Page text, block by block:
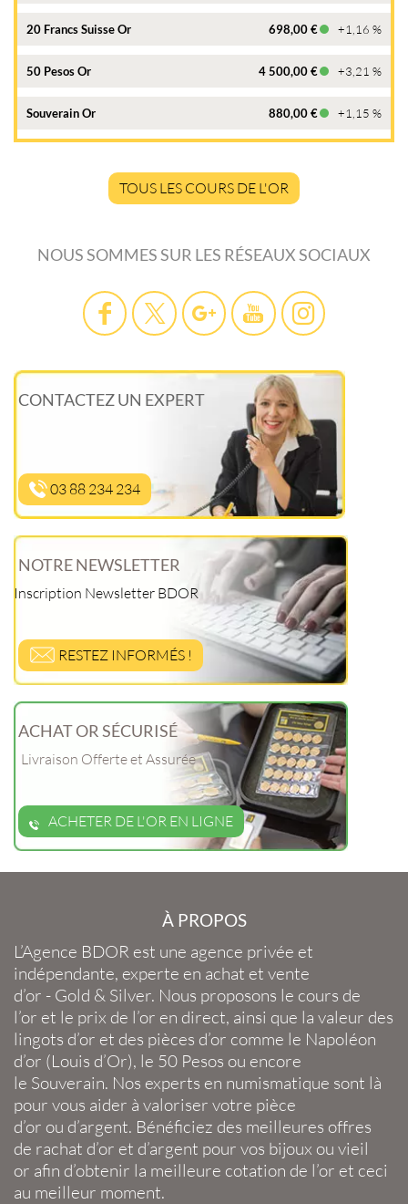
20 Francs Suisse Or 698,00 € +1,16 %
50 Pesos Or 4 500,00 € +3,21 %
Souverain Or 880,00 € +1,15 %
TOUS LES COURS DE L'OR
NOUS SOMMES SUR LES RÉSEAUX SOCIAUX
CONTACTEZ UN EXPERT
03 88 234 234
NOTRE NEWSLETTER
Inscription Newsletter BDOR
RESTEZ INFORMÉS !
ACHAT OR SÉCURISÉ
Livraison Offerte et Assurée
ACHETER DE L'OR EN LIGNE
À PROPOS
L’Agence BDOR est une agence privée et
indépendante, experte en achat et vente
d’or - Gold & Silver. Nous proposons le cours de
l’or et le prix de l’or en direct, ainsi que la valeur des
lingots d’or et des pièces d’or comme le Napoléon
d’or (Louis d’Or), le 50 Pesos ou encore
le Souverain. Nos experts en numismatique sont là
pour vous aider à valoriser votre pièce
d’or ou d’argent. Bénéficiez des meilleures offres
de rachat d’or et d’argent pour vos bijoux ou vieil
or afin d’obtenir la meilleure cotation de l’or et ceci
au meilleur moment.